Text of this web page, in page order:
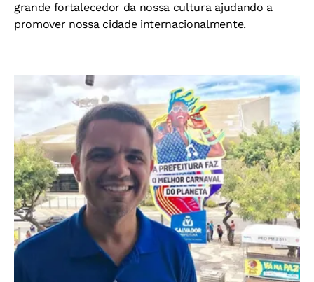
grande fortalecedor da nossa cultura ajudando a
promover nossa cidade internacionalmente.